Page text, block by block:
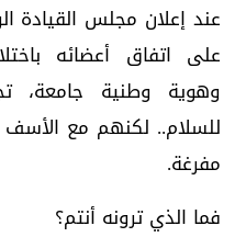
عند إعلان مجلس القيادة
على اتفاق أعضائه
وهوية وطنية جامعة،
للسلام.. لكنهم مع الأسف
مفرغة.
فما الذي ترونه أنتم؟